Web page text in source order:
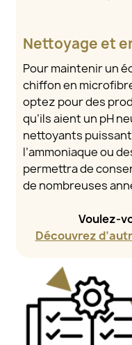
Nettoyage et
Pour maintenir un
chiffon en
optez pour des
qu’ils aient un pH
nettoyants
l’ammoniaque ou
permettra de
de nombreuses
Voulez-
Découvrez